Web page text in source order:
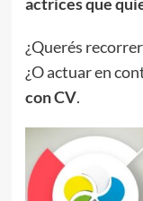
¿Querés
¿O actuar en
con CV.